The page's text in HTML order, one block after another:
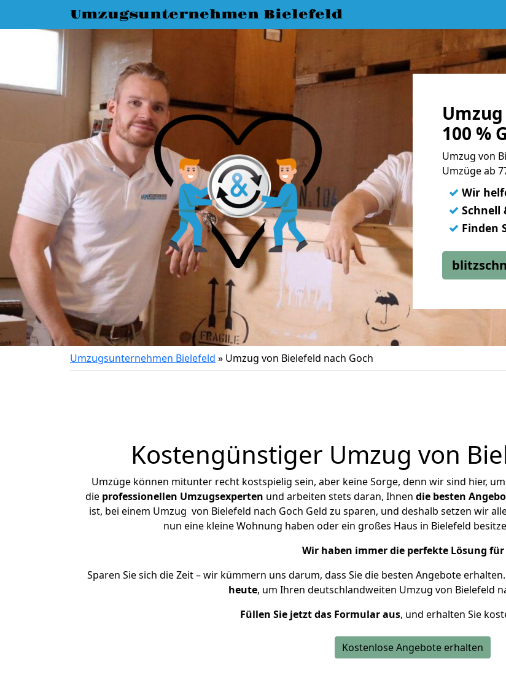
Umzugsunternehmen Bielefeld
100 %
Umzug von
Umzüge ab
✓ Wir
✓ Schnell
✓ Finden
Umzugsunternehmen Bielefeld » Umzug von Bielefeld nach Goch
Kostengünstiger Umzug von
Umzüge können mitunter recht kostspielig sein, aber keine Sorge, denn wir sind hier,
die professionellen Umzugsexperten und arbeiten stets daran, Ihnen die besten
ist, bei einem Umzug von Bielefeld nach Goch Geld zu sparen, und deshalb setzen wir
nun eine kleine Wohnung haben oder ein großes Haus in Bielefeld
Wir haben immer die perfekte Lösung für
Sparen Sie sich die Zeit – wir kümmern uns darum, dass Sie die besten Angebote erhalten.
heute, um Ihren deutschlandweiten Umzug von Bielefeld
Füllen Sie jetzt das Formular aus, und erhalten Sie
Kostenlose Angebote erhalten